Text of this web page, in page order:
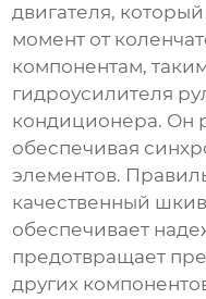
двигателя,
момент от
компонентам,
гидроусилителя
кондиционера. Он
обеспечивая
элементов.
качественный
обеспечивает
предотвращает
других